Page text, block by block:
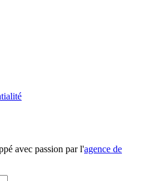
avec passion par l'agence de